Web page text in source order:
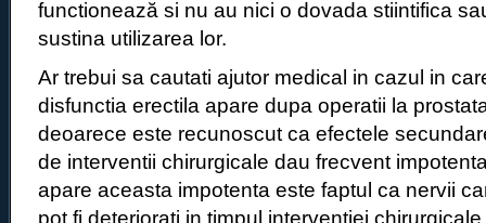
functionează si nu au nici o dovada stiintifica
sustina utilizarea lor.
Ar trebui sa cautati ajutor medical in cazul in
disfunctia erectila apare dupa operatii la
deoarece este recunoscut ca efectele
de interventii chirurgicale dau frecvent
apare aceasta impotenta este faptul ca nervii
pot fi deteriorati in timpul interventiei chirurgicale.